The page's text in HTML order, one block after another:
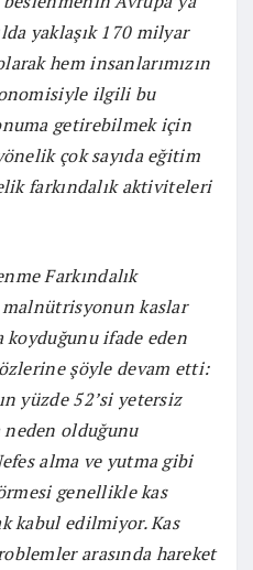
yaklaşık 170 milyar
hem insanlarımızın
ilgili bu
getirebilmek için
çok sayıda eğitim
farkındalık aktiviteleri
Farkındalık
malnütrisyonun kaslar
ifade eden
şöyle devam etti:
yüzde 52’si yetersiz
neden olduğunu
alma ve yutma gibi
genellikle kas
kabul edilmiyor. Kas
arasında hareket